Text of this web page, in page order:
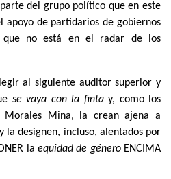
del grupo político que en este
apoyo de partidarios de gobiernos
no está en el radar de los
al siguiente auditor superior y
se vaya con la fintay, como los
Morales Mina, la crean ajena a
la designen, incluso, alentados por
la equidad de género ENCIMA